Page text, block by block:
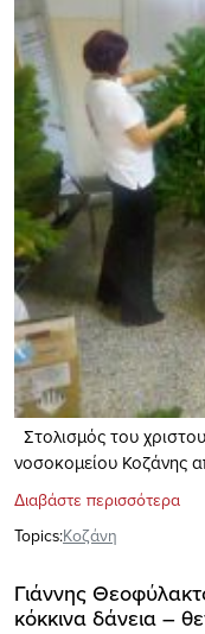
Στολισμός του
νοσοκομείου Κοζάνης
Διαβάστε περισσότερα
Topics:Κοζάνη
Γιάννης
κόκκινα δάνεια –